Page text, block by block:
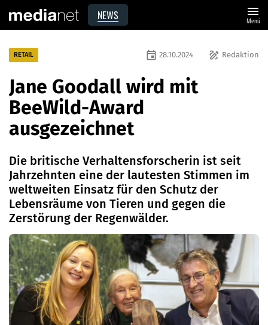
NEWS menu
Menü
RETAIL draw Redaktion
event 28.10.2024
Jane Goodall wird mit
BeeWild-Award
ausgezeichnet
Die britische Verhaltensforscherin ist seit
Jahrzehnten eine der lautesten Stimmen im
weltweiten Einsatz für den Schutz der
Lebensräume von Tieren und gegen die
Zerstörung der Regenwälder.